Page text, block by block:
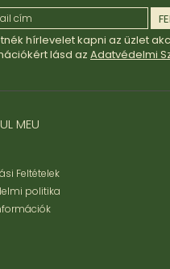
hírlevelet kapni az üzlet
lásd az Adatvédelmi
MEU
Feltételek
politika